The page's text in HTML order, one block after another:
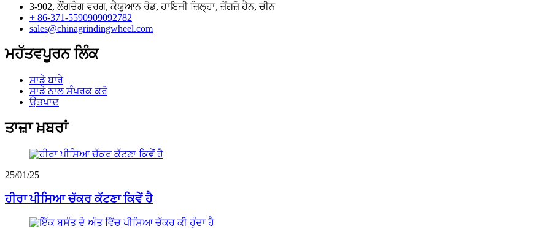
3-902, ਲੌਂਗਚੇਗ ਵਰਗ, ਕੈਯੁਆਨ ਰੋਡ, ਹਾਇਜੀ ਜ਼ਿਲ੍ਹਾ, ਜ਼ੇਂਗਜ਼ੌ ਹੈਨ, ਚੀਨ
+ 86-371-5590909092782
sales@chinagrindingwheel.com
ਮਹੱਤਵਪੂਰਨ ਲਿੰਕ
ਸਾਡੇ ਬਾਰੇ
ਸਾਡੇ ਨਾਲ ਸੰਪਰਕ ਕਰੋ
ਉਤਪਾਦ
ਤਾਜ਼ਾ ਖ਼ਬਰਾਂ
25/01/25
ਹੀਰਾ ਪੀਸਿਆ ਚੱਕਰ ਕੱਟਣਾ ਕਿਵੇਂ ਹੈ